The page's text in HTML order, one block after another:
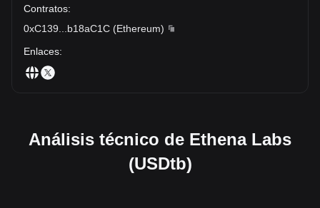
Contratos:
0xC139
b18aC1C (Ethereum)
Enlaces:
Análisis técnico de Ethena Labs
(USDtb)